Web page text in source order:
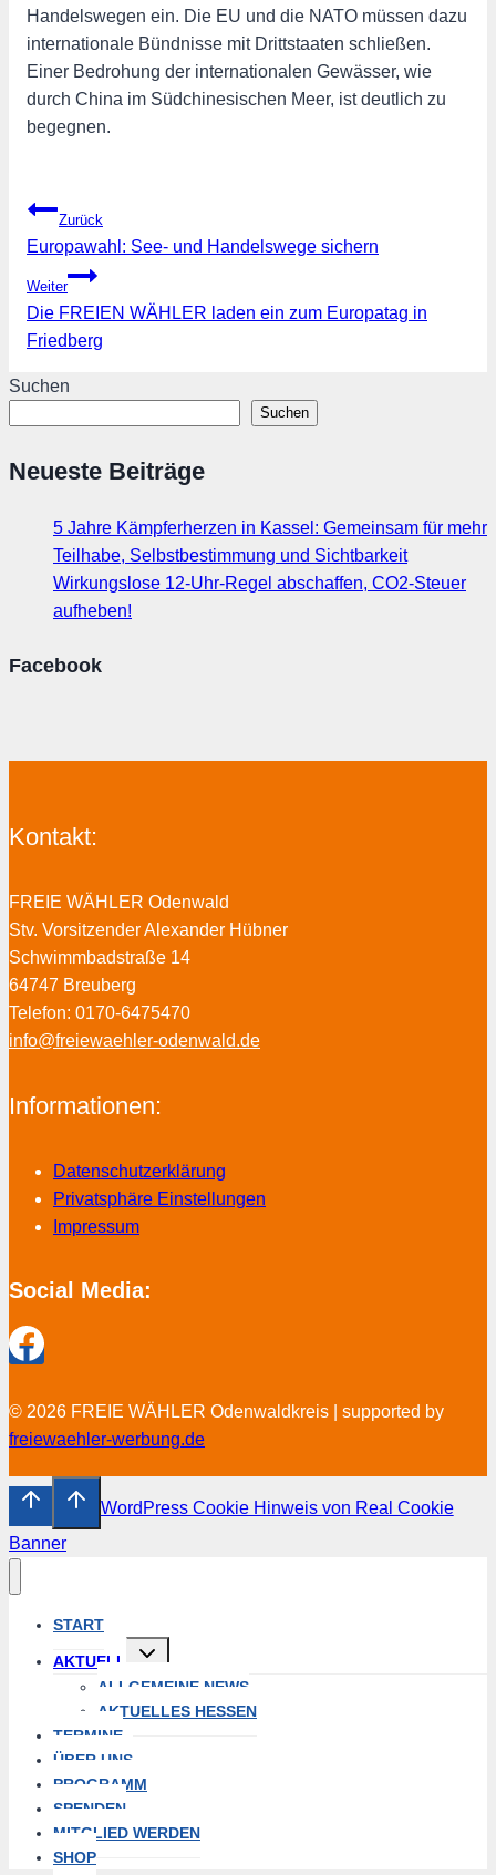
Handelswegen ein. Die EU und die NATO müssen dazu
internationale Bündnisse mit Drittstaaten schließen.
Einer Bedrohung der internationalen Gewässer, wie
durch China im Südchinesischen Meer, ist deutlich zu
begegnen.
Beitragsnavigation
Zurück
Europawahl: See- und Handelswege sichern
Weiter
Die FREIEN WÄHLER laden ein zum Europatag in
Friedberg
Suchen
Suchen
Neueste Beiträge
5 Jahre Kämpferherzen in Kassel: Gemeinsam für mehr
Teilhabe, Selbstbestimmung und Sichtbarkeit
Wirkungslose 12-Uhr-Regel abschaffen, CO2-Steuer
aufheben!
Facebook
Kontakt:
FREIE WÄHLER Odenwald
Stv. Vorsitzender Alexander Hübner
Schwimmbadstraße 14
64747 Breuberg
Telefon: 0170-6475470
info@freiewaehler-odenwald.de
Informationen:
Datenschutzerklärung
Privatsphäre Einstellungen
Impressum
Social Media:
© 2026 FREIE WÄHLER Odenwaldkreis | supported by
freiewaehler-werbung.de
WordPress Cookie Hinweis von Real Cookie
Banner
START
AKTUELL
Untermenü
öffnen
ALLGEMEINE NEWS
AKTUELLES HESSEN
TERMINE
ÜBER UNS
PROGRAMM
SPENDEN
MITGLIED WERDEN
SHOP